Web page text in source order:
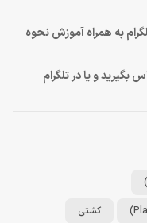
به همراه آموزش نحوه
بگيريد و يا در تلگرام
کشتی